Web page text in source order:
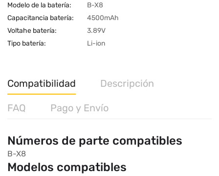
Modelo de la batería:
B-X8
Capacitancia batería:
4500mAh
Voltahe batería:
3.89V
Tipo batería:
Li-ion
Compatibilidad Descripción
FAQ Pago y Envío
Números de parte compatibles
B-X8
Modelos compatibles